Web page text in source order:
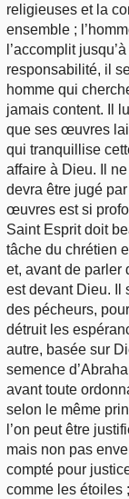
religieuses et la
ensemble ;
l’accomplit
responsabilité, il
homme qui
jamais content. Il
que ses œuvres
qui tranquillise
affaire à Dieu. Il
devra être jugé
œuvres est si
Saint Esprit doit
tâche du chrétien
et, avant de parler
est devant Dieu. Il
des pécheurs,
détruit les
autre, basée sur
semence
avant toute
selon le même
l’on peut être
mais non pas
compté pour
comme les étoiles